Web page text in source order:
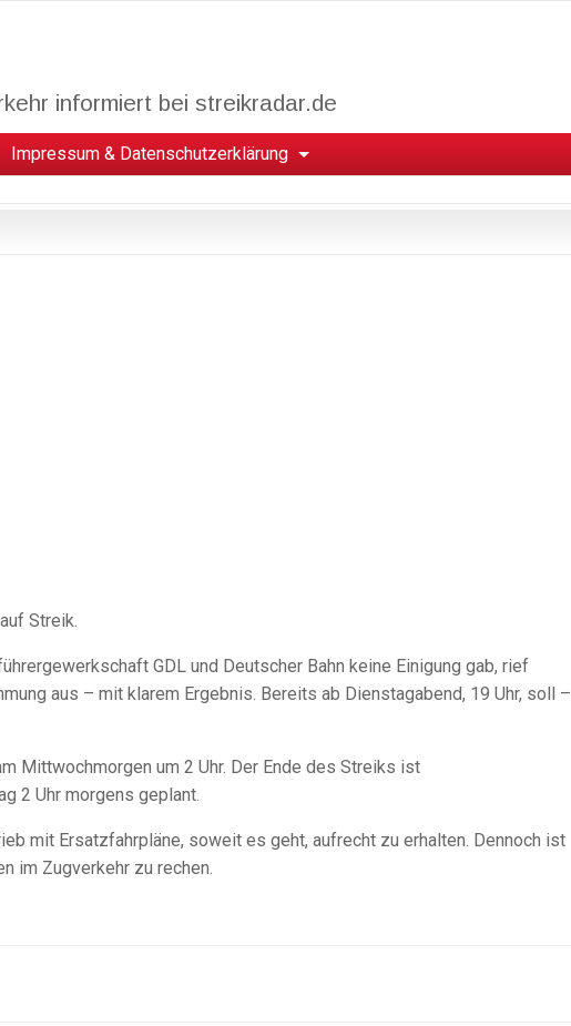
informiert bei streikradar.de
Impressum & Datenschutzerklärung
Streik.
GDL und Deutscher Bahn keine Einigung gab, rief
aus – mit klarem Ergebnis. Bereits ab Dienstagabend, 19 Uhr, soll –
Mittwochmorgen um 2 Uhr. Der Ende des Streiks ist
2 Uhr morgens geplant.
mit Ersatzfahrpläne, soweit es geht, aufrecht zu erhalten. Dennoch ist
im Zugverkehr zu rechen.